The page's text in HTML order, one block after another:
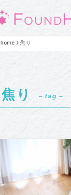
home 焦り
焦り – tag –